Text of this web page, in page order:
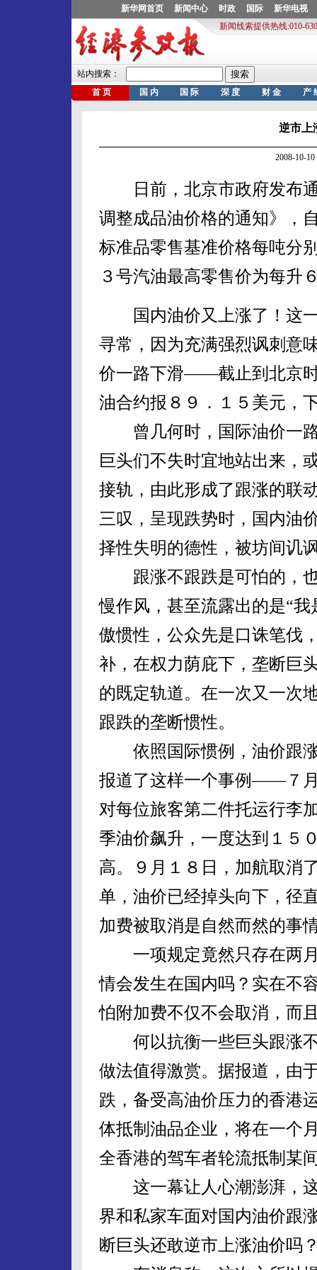
逆市上
2008-10-
日前，北京市政府发布通
调整成品油价格的通知》，
标准品零售基准价格每吨分
３号汽油最高零售价为每升
国内油价又上涨了！这一
寻常，因为充满强烈讽刺意
价一路下滑——截止到北京
油合约报８９．１５美元，
曾几何时，国际油价一路
巨头们不失时宜地站出来，
接轨，由此形成了跟涨的联
三叹，呈现跌势时，国内油
择性失明的德性，被坊间讥
跟涨不跟跌是可怕的，也
慢作风，甚至流露出的是“
傲惯性，公众先是口诛笔伐
补，在权力荫庇下，垄断巨
的既定轨道。在一次又一次
跟跌的垄断惯性。
依照国际惯例，油价跟涨
报道了这样一个事例——７
对每位旅客第二件托运行李
季油价飙升，一度达到１５
高。９月１８日，加航取消
单，油价已经掉头向下，径
加费被取消是自然而然的事
一项规定竟然只存在两月
情会发生在国内吗？实在不
怕附加费不仅不会取消，而
何以抗衡一些巨头跟涨不
做法值得激赏。据报道，由
跌，备受高油价压力的香港
体抵制油品企业，将在一个
全香港的驾车者轮流抵制某
这一幕让人心潮澎湃，这
界和私家车面对国内油价跟
断巨头还敢逆市上涨油价吗